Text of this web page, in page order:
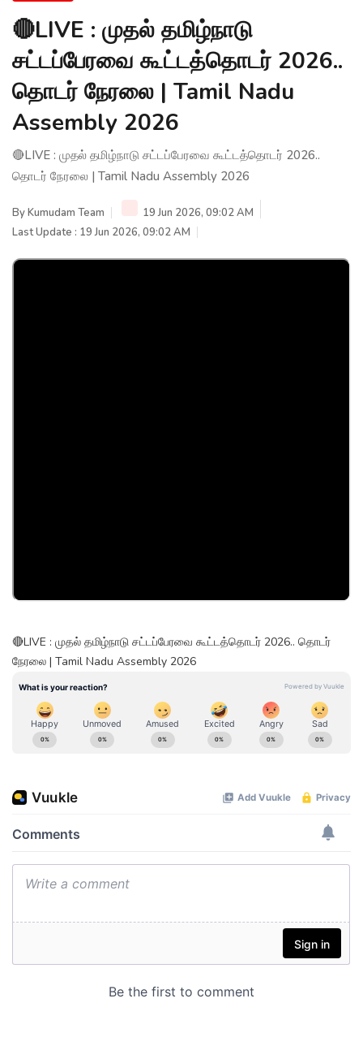
🔴LIVE : முதல் தமிழ்நாடு
சட்டப்பேரவை கூட்டத்தொடர் 2026..
தொடர் நேரலை | Tamil Nadu
Assembly 2026
🔴LIVE : முதல் தமிழ்நாடு சட்டப்பேரவை கூட்டத்தொடர் 2026..
தொடர் நேரலை | Tamil Nadu Assembly 2026
ByKumudam Team
19 Jun 2026, 09:02 AM
Last Update : 19 Jun 2026, 09:02 AM
🔴LIVE : முதல் தமிழ்நாடு சட்டப்பேரவை கூட்டத்தொடர் 2026.. தொடர்
நேரலை | Tamil Nadu Assembly 2026